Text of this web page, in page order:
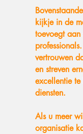
kijkje in de
toevoegt aan
vertrouwen
en streven
excellentie
diensten.
Als u meer
organisatie